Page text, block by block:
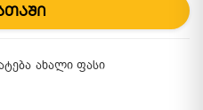
ახალი ფასი